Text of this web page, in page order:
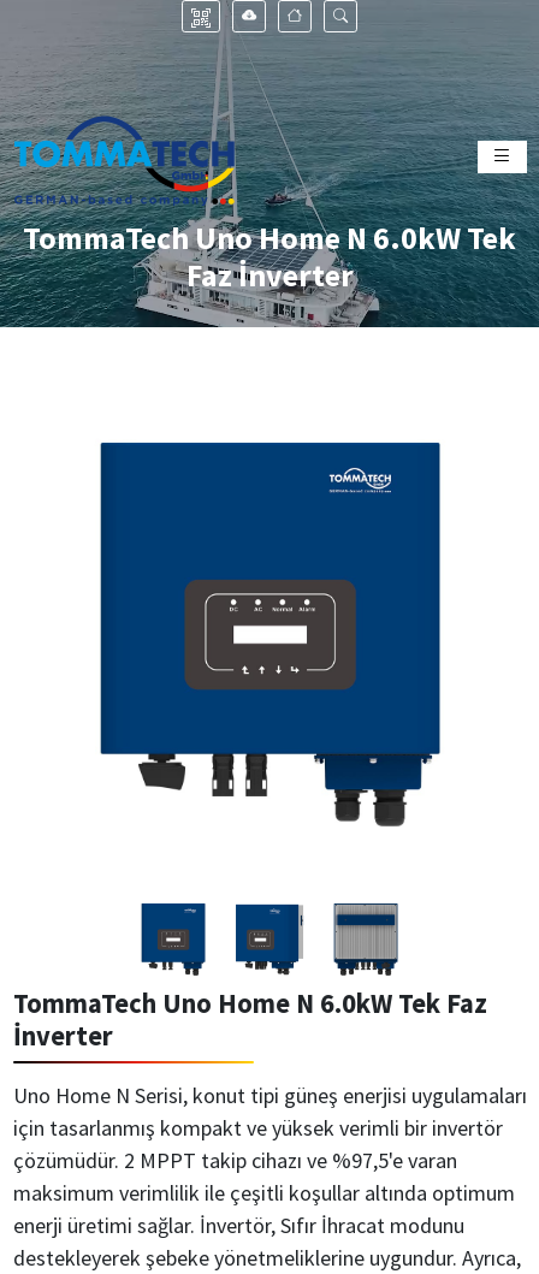
TommaTech Uno Home N 6.0kW Tek
Faz İnverter
TommaTech Uno Home N 6.0kW Tek Faz
İnverter
Uno Home N Serisi, konut tipi güneş enerjisi uygulamaları
için tasarlanmış kompakt ve yüksek verimli bir invertör
çözümüdür. 2 MPPT takip cihazı ve %97,5'e varan
maksimum verimlilik ile çeşitli koşullar altında optimum
enerji üretimi sağlar. İnvertör, Sıfır İhracat modunu
destekleyerek şebeke yönetmeliklerine uygundur. Ayrıca,